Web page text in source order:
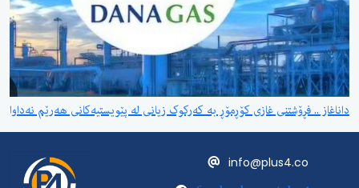
داناغاز .. فڕۆشتنی غازی کۆڕمۆڕ بە کەرکوک زیانی لە پێویستیەکانی هەرێم نەداوا
info@plus4.co